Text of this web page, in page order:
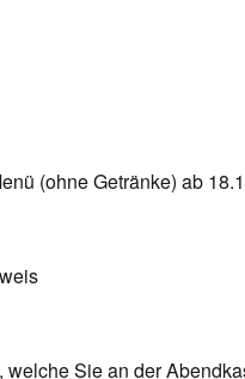
(ohne Getränke) ab
Sie an der